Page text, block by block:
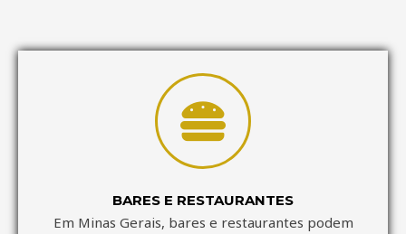
BARES E RESTAURANTES
Em Minas Gerais, bares e restaurantes podem